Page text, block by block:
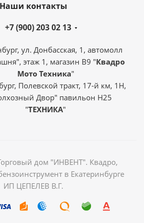
Наши контакты
+7 (900) 203 02 13
ул. Донбасская, 1, автомолл
этаж 1, магазин В9 "Квадро
Мото Техника"
Полевской тракт, 17-й км, 1Н,
Двор" павильон Н25
"ТЕХНИКА"
дом "ИНВЕНТ". Квадро,
в Екатеринбурге
ИП ЦЕПЕЛЕВ В.Г.